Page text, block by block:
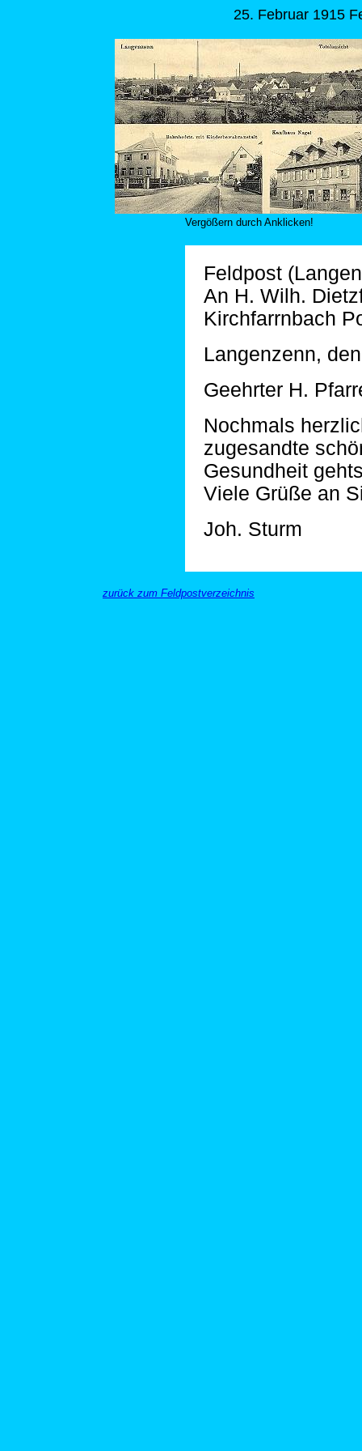
25. Februar 1915
Vergößern durch Anklicken!
Feldpost
An H. Wilh.
Kirchfarrnbach
Langenzenn,
Geehrter H.
Nochmals
zugesandte
Gesundheit
Viele Grüße an
Joh. Sturm
zurück zum Feldpostverzeichnis